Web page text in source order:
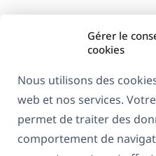
Gérer le
cookies
Nous utilisons des
web et nos services.
permet de traiter des
comportement de
À
RGPD &